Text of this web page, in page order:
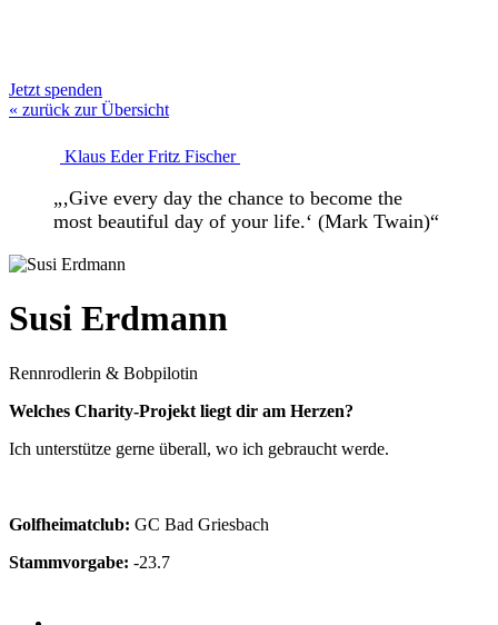
Jetzt spenden
« zurück zur Übersicht
Klaus Eder Fritz Fischer
„‚Give every day the chance to become the
most beautiful day of your life.‘ (Mark Twain)“
Susi Erdmann
Rennrodlerin & Bobpilotin
Welches Charity-Projekt liegt dir am Herzen?
Ich unterstütze gerne überall, wo ich gebraucht werde.
Golfheimatclub: GC Bad Griesbach
Stammvorgabe: -23.7